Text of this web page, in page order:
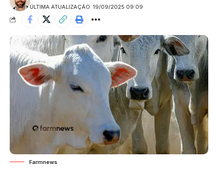
ÚLTIMA ATUALIZAÇÃO: 19/09/2025 09:09
Farmnews